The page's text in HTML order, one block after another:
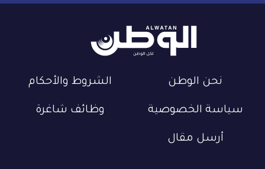
نحن الوطن الشروط والأحكام
سياسة الخصوصية وظائف شاغرة
أرسل مقال